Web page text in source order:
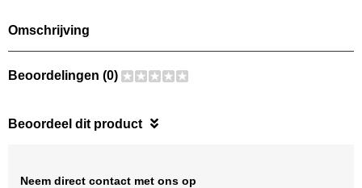
Omschrijving
Beoordelingen (0)
Beoordeel dit product
Neem direct contact met ons op